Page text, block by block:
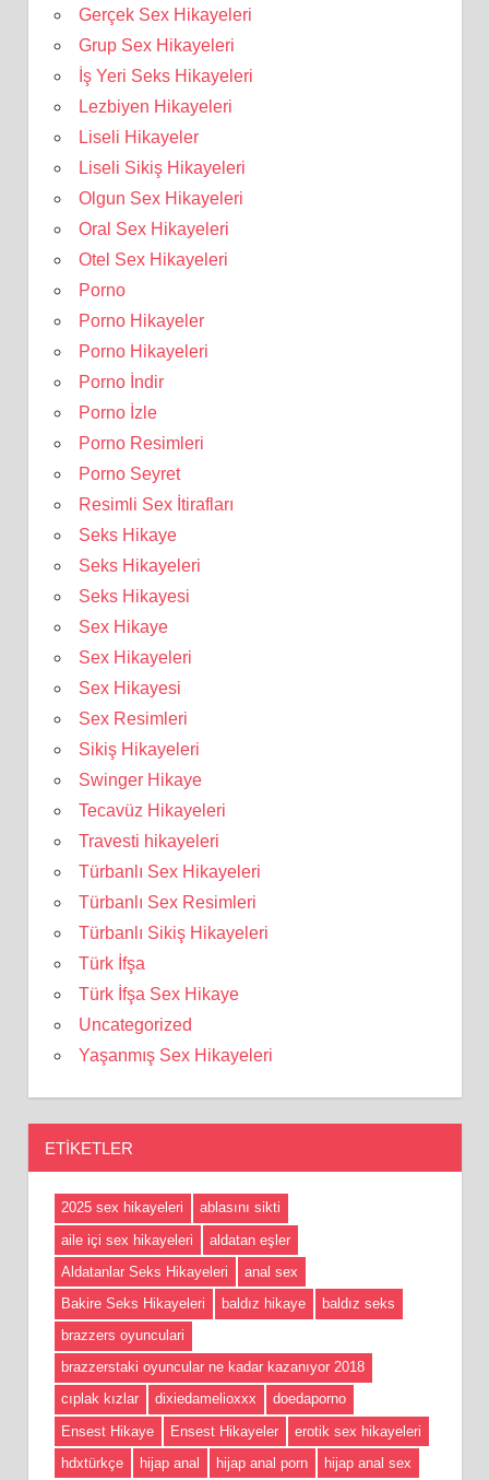
Gerçek Sex Hikayeleri
Grup Sex Hikayeleri
İş Yeri Seks Hikayeleri
Lezbiyen Hikayeleri
Liseli Hikayeler
Liseli Sikiş Hikayeleri
Olgun Sex Hikayeleri
Oral Sex Hikayeleri
Otel Sex Hikayeleri
Porno
Porno Hikayeler
Porno Hikayeleri
Porno İndir
Porno İzle
Porno Resimleri
Porno Seyret
Resimli Sex İtirafları
Seks Hikaye
Seks Hikayeleri
Seks Hikayesi
Sex Hikaye
Sex Hikayeleri
Sex Hikayesi
Sex Resimleri
Sikiş Hikayeleri
Swinger Hikaye
Tecavüz Hikayeleri
Travesti hikayeleri
Türbanlı Sex Hikayeleri
Türbanlı Sex Resimleri
Türbanlı Sikiş Hikayeleri
Türk İfşa
Türk İfşa Sex Hikaye
Uncategorized
Yaşanmış Sex Hikayeleri
ETIKETLER
2025 sex hikayeleri
ablasını sikti
aile içi sex hikayeleri
aldatan eşler
Aldatanlar Seks Hikayeleri
anal sex
Bakire Seks Hikayeleri
baldız hikaye
baldız seks
brazzers oyunculari
brazzerstaki oyuncular ne kadar kazanıyor 2018
cıplak kızlar
dixiedamelioxxx
doedaporno
Ensest Hikaye
Ensest Hikayeler
erotik sex hikayeleri
hdxtürkçe
hijap anal hijap anal porn hijap anal sex